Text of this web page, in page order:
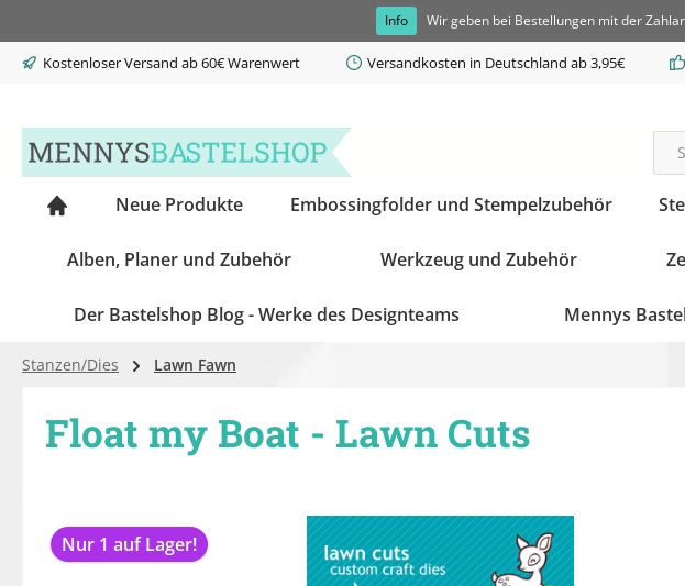
Info Wir geben bei Bestellungen mit der
Kostenloser Versand ab 60€ Warenwert Versandkosten in Deutschland ab 3,95€
Neue Produkte Embossingfolder und Stempelzubehör
Alben, Planer und Zubehör Werkzeug und Zubehör
Der Bastelshop Blog - Werke des Designteams Mennys
Stanzen/Dies Lawn Fawn
Float my Boat - Lawn Cuts
Bildergalerie überspringen
Nur 1 auf Lager!